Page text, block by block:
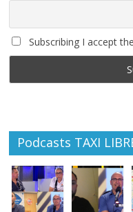
Subscribing I accept
Podcasts TAXI